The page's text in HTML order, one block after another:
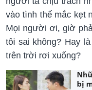
vào tình thế mắc kẹt
Mọi người ơi, giờ
tôi sai không? Hay
trên trời rơi xuống?
bị